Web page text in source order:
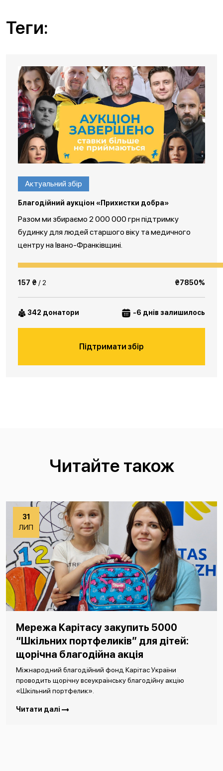
Теги:
Актуальний збір
Благодійний аукціон «Прихистки добра»
Разом ми збираємо 2 000 000 грн підтримку
будинку для людей старшого віку та медичного
центру на Івано-Франківщині.
157 ₴ / 2 ₴7850%
342 донатори -6 днів залишилось
Підтримати збір
Читайте також
31
ЛИП
Мережа Карітасу закупить 5000
“Шкільних портфеликів” для дітей:
щорічна благодійна акція
Міжнародний благодійний фонд Карітас України
проводить щорічну всеукраїнську благодійну акцію
«Шкільний портфелик».
Читати далі